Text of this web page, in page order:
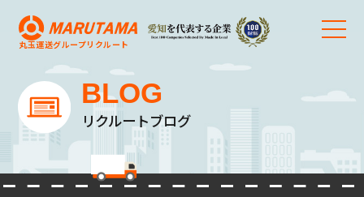
丸玉運送グループリクルート
BLOG
リクルートブログ